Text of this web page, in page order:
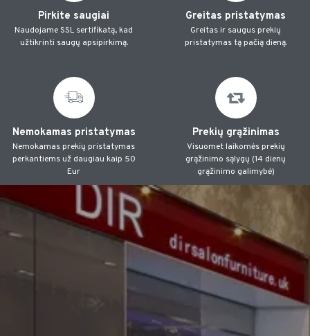
Pirkite saugiai
Naudojame SSL sertifikatą, kad
užtikrinti saugų apsipirkimą.
Greitas pristatymas
Greitas ir saugus prekių
pristatymas tą pačią dieną.
Nemokamas pristatymas
Nemokamas prekių pristatymas
perkantiems už daugiau kaip 50
Eur
Prekių grąžinimas
Visuomet laikomės prekių
grąžinimo sąlygų (14 dienų
grąžinimo galimybė)